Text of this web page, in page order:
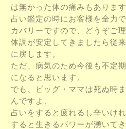
は無かった体の痛みもあります
占い鑑定の時にお客様を全力
カバリーですので、どうぞご
体調が安定してきましたら従
に戻します。
ただ、病気のため今後も不定
になると思います。
でも、ビッグ・ママは死ぬ時
んですよ、
占いをすると疲れるし辛いけ
すると生きるパワーが湧いてき